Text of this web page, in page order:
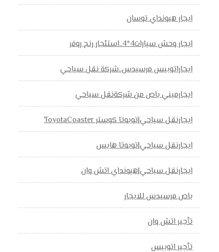
ايجار هيونداي توسان
ايجار وحش سيارات4*4..استئجار رنج روفر
ايجاراتوبيس مرسيدس..شركة نقل سياحي
ايجارميني باص من شركةنقل سياحي
ايجارنقل سياحي|تويوتا كوستر ToyotaCoaster
ايجارنقل سياحي|تويوتا هايس
ايجارنقل سياحي|هيونداي اتش وان
باص مرسيدس للايجار
تأجير اتش وان
تأجير اتوبيس